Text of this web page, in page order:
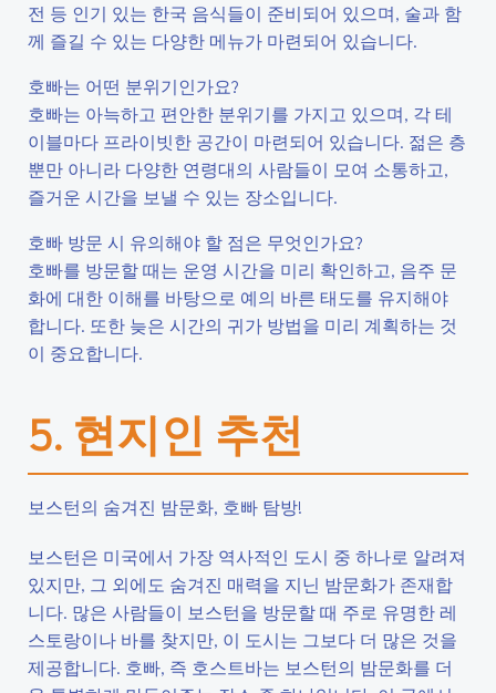
전 등 인기 있는 한국 음식들이 준비되어 있으며, 술과 함
께 즐길 수 있는 다양한 메뉴가 마련되어 있습니다.
호빠는 어떤 분위기인가요?
호빠는 아늑하고 편안한 분위기를 가지고 있으며, 각 테
이블마다 프라이빗한 공간이 마련되어 있습니다. 젊은 층
뿐만 아니라 다양한 연령대의 사람들이 모여 소통하고,
즐거운 시간을 보낼 수 있는 장소입니다.
호빠 방문 시 유의해야 할 점은 무엇인가요?
호빠를 방문할 때는 운영 시간을 미리 확인하고, 음주 문
화에 대한 이해를 바탕으로 예의 바른 태도를 유지해야
합니다. 또한 늦은 시간의 귀가 방법을 미리 계획하는 것
이 중요합니다.
5. 현지인 추천
보스턴의 숨겨진 밤문화, 호빠 탐방!
보스턴은 미국에서 가장 역사적인 도시 중 하나로 알려져
있지만, 그 외에도 숨겨진 매력을 지닌 밤문화가 존재합
니다. 많은 사람들이 보스턴을 방문할 때 주로 유명한 레
스토랑이나 바를 찾지만, 이 도시는 그보다 더 많은 것을
제공합니다. 호빠, 즉 호스트바는 보스턴의 밤문화를 더